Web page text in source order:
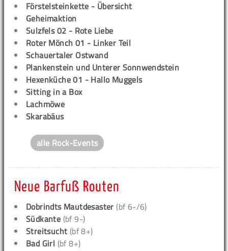
Förstelsteinkette - Übersicht
Geheimaktion
Sulzfels 02 - Rote Liebe
Roter Mönch 01 - Linker Teil
Schauertaler Ostwand
Plankenstein und Unterer Sonnwendstein
Hexenküche 01 - Hallo Muggels
Sitting in a Box
Lachmöwe
Skarabäus
alle Rock-Events
Neue Barfuß Routen
Dobrindts Mautdesaster (bf 6-/6)
Südkante (bf 9-)
Streitsucht (bf 8+)
Bad Girl (bf 8+)